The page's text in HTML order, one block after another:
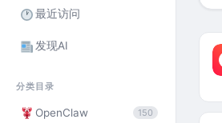
最近访问
发现AI
分类目录
OpenClaw 150